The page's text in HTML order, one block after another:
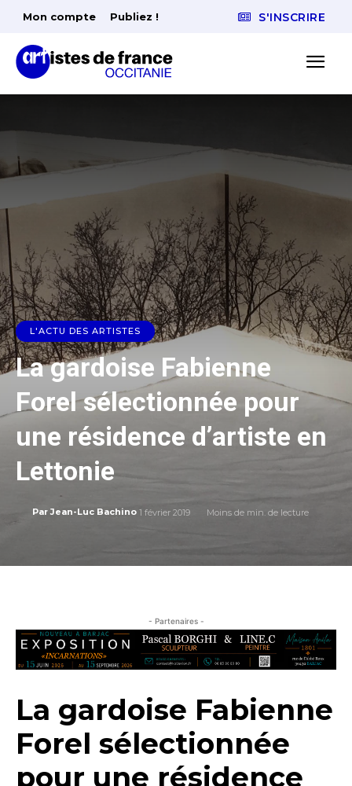
Mon compte Publiez ! S'INSCRIRE
L'ACTU DES ARTISTES
La gardoise Fabienne
Forel sélectionnée pour
une résidence d’artiste en
Lettonie
Par Jean-Luc Bachino 1 février 2019 Moins de min. de lecture
- Partenaires -
La gardoise Fabienne
Forel sélectionnée
pour une résidence